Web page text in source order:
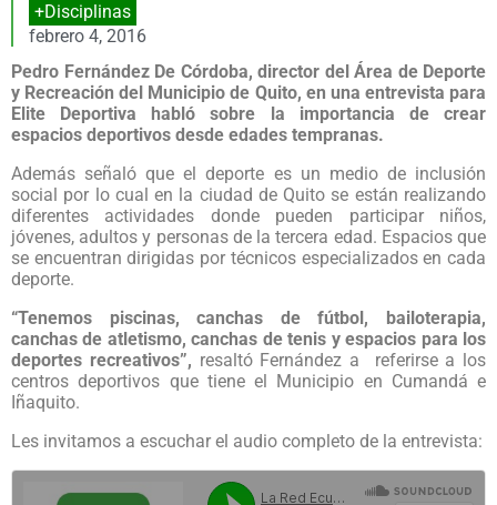
+Disciplinas
febrero 4, 2016
Pedro Fernández De Córdoba, director del Área de Deporte
y Recreación del Municipio de Quito, en una entrevista para
Elite Deportiva habló sobre la importancia de crear
espacios deportivos desde edades tempranas.
Además señaló que el deporte es un medio de inclusión
social por lo cual en la ciudad de Quito se están realizando
diferentes actividades donde pueden participar niños,
jóvenes, adultos y personas de la tercera edad. Espacios que
se encuentran dirigidas por técnicos especializados en cada
deporte.
“Tenemos piscinas, canchas de fútbol, bailoterapia,
canchas de atletismo, canchas de tenis y espacios para los
deportes recreativos”, resaltó Fernández a referirse a los
centros deportivos que tiene el Municipio en Cumandá e
Iñaquito.
Les invitamos a escuchar el audio completo de la entrevista: